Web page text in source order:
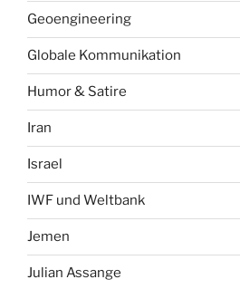
Geoengineering
Globale Kommunikation
Humor & Satire
Iran
Israel
IWF und Weltbank
Jemen
Julian Assange